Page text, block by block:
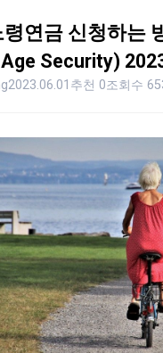
연금 신청하는
Security)
2023.06.01 추천 0조회수